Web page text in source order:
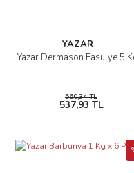
YAZAR
Yazar Dermason Fasulye 5
560,34 TL
537,93 TL